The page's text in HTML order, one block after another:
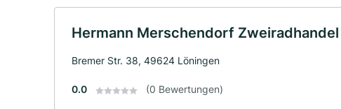
Hermann Merschendorf
Bremer Str. 38, 49624 Löningen
0.0 (0 Bewertungen)